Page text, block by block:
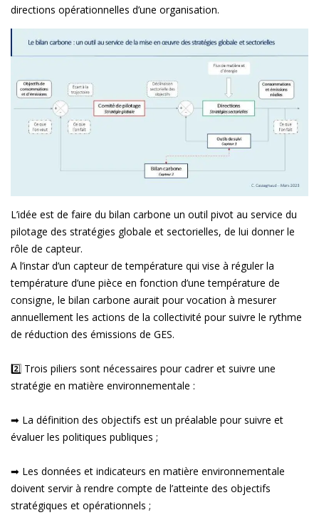
directions opérationnelles d’une organisation.
L’idée est de faire du bilan carbone un outil pivot au service du
pilotage des stratégies globale et sectorielles, de lui donner le
rôle de capteur.
A l’instar d’un capteur de température qui vise à réguler la
température d’une pièce en fonction d’une température de
consigne, le bilan carbone aurait pour vocation à mesurer
annuellement les actions de la collectivité pour suivre le rythme
de réduction des émissions de GES.
2️⃣ Trois piliers sont nécessaires pour cadrer et suivre une
stratégie en matière environnementale :
➡ La définition des objectifs est un préalable pour suivre et
évaluer les politiques publiques ;
➡ Les données et indicateurs en matière environnementale
doivent servir à rendre compte de l’atteinte des objectifs
stratégiques et opérationnels ;